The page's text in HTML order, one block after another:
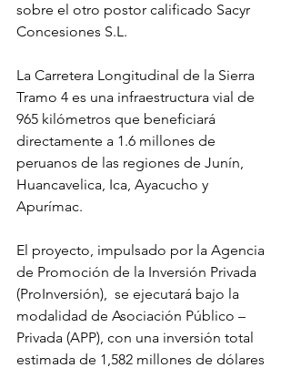
sobre el otro postor calificado Sacyr
Concesiones S.L.
La Carretera Longitudinal de la Sierra
Tramo 4 es una infraestructura vial de
965 kilómetros que beneficiará
directamente a 1.6 millones de
peruanos de las regiones de Junín,
Huancavelica, Ica, Ayacucho y
Apurímac.
El proyecto, impulsado por la Agencia
de Promoción de la Inversión Privada
(ProInversión),  se ejecutará bajo la
modalidad de Asociación Público –
Privada (APP), con una inversión total
estimada de 1,582 millones de dólares